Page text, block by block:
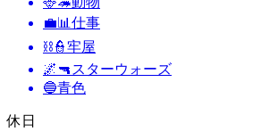
💼📊 仕事
⛓️👮牢屋
🌌🔫 スターウォーズ
🔵青色
休日